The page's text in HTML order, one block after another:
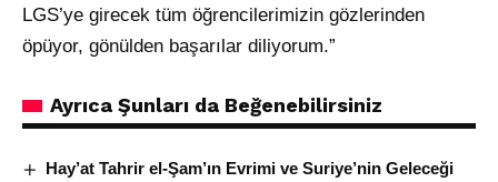
LGS’ye girecek tüm öğrencilerimizin gözlerinden
öpüyor, gönülden başarılar diliyorum.”
Ayrıca Şunları da Beğenebilirsiniz
Hay’at Tahrir el-Şam’ın Evrimi ve Suriye’nin Geleceği